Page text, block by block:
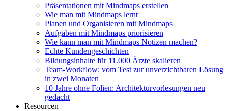
Präsentationen mit Mindmaps erstellen
Wie man mit Mindmaps lernt
Planen und Organisieren mit Mindmaps
Aufgaben mit Mindmaps priorisieren
Wie kann man mit Mindmaps Notizen machen?
Echte Kundengeschichten
Bildungsinhalte für 11.000 Ärzte skalieren
Team-Workflow: vom Test zur unverzichtbaren Lösung
in zwei Monaten
10 Jahre ohne Folien: Architekturvorlesungen neu
gedacht
Resourcen